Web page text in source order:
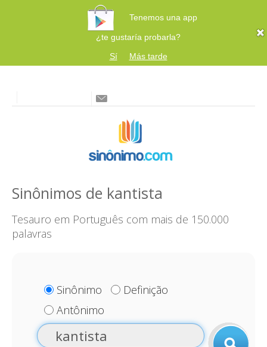
Tenemos una app
¿te gustaría probarla?
Sí
Más tarde
Sinônimos de kantista
Tesauro em Português com mais de 150.000
palavras
Sinônimo
Definição
Antônimo